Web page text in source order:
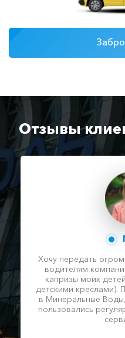
Отзывы
Хочу передать
водителям
капризы моих
детскими креслами).
в Минеральные
пользовались